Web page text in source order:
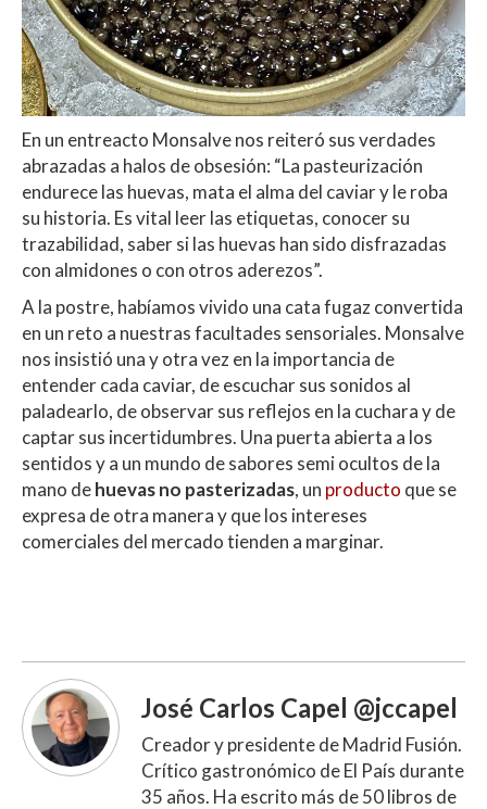
En un entreacto Monsalve nos reiteró sus verdades
abrazadas a halos de obsesión: “La pasteurización
endurece las huevas, mata el alma del caviar y le roba
su historia. Es vital leer las etiquetas, conocer su
trazabilidad, saber si las huevas han sido disfrazadas
con almidones o con otros aderezos”.
A la postre, habíamos vivido una cata fugaz convertida
en un reto a nuestras facultades sensoriales. Monsalve
nos insistió una y otra vez en la importancia de
entender cada caviar, de escuchar sus sonidos al
paladearlo, de observar sus reflejos en la cuchara y de
captar sus incertidumbres. Una puerta abierta a los
sentidos y a un mundo de sabores semi ocultos de la
mano dehuevas no pasterizadas, un producto que se
expresa de otra manera y que los intereses
comerciales del mercado tienden a marginar.
José Carlos Capel @jccapel
Creador y presidente de Madrid Fusión.
Crítico gastronómico de El País durante
35 años. Ha escrito más de 50 libros de